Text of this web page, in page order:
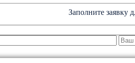
Заполните заявку